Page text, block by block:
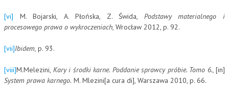
[vi] M. Bojarski, A. Płońska, Z. Świda, Podstawy materialnego i
procesowego prawa o wykroczeniach, Wrocław 2012, p. 92.
[vii]Ibidem, p. 93.
[viii]M.Melezini, Kary i środki karne. Poddanie sprawcy próbie. Tomo 6., [in]
System prawa karnego. M. Mlezini[a cura di], Warszawa 2010, p. 66.